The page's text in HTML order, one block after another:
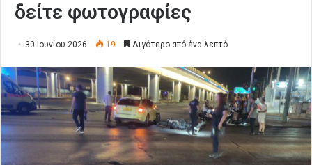
δείτε φωτογραφίες
30 Ιουνίου 2026 19 Λιγότερο από ένα λεπτό